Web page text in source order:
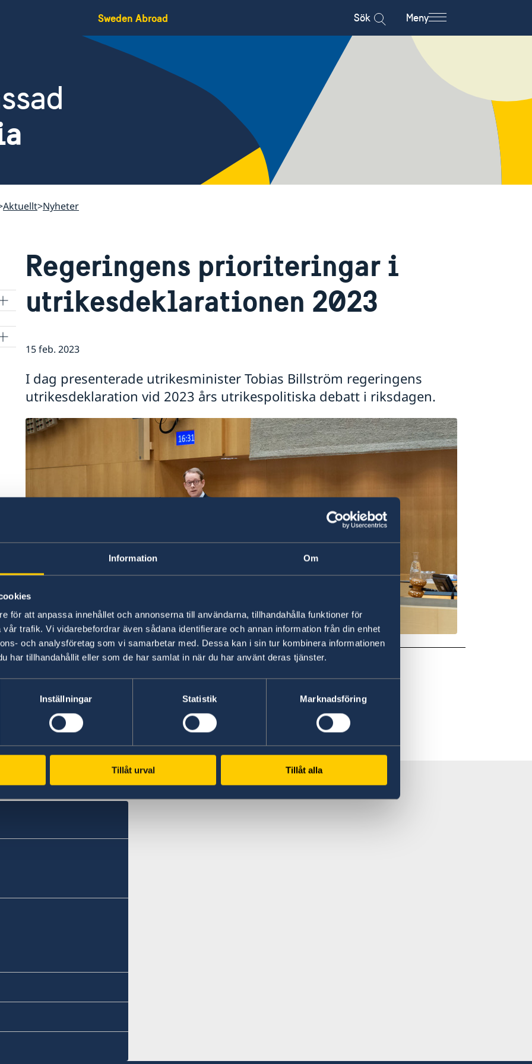
Information Om
för att anpassa innehållet och annonserna till användarna, tillhandahålla funktioner för
trafik. Vi vidarebefordrar även sådana identifierare och annan information från din enhet
och analysföretag som vi samarbetar med. Dessa kan i sin tur kombinera informationen
har tillhandahållit eller som de har samlat in när du har använt deras tjänster.
Inställningar Statistik Marknadsföring
Tillåt urval Tillåt alla
Sweden Abroad Sök Meny
Aktuellt Nyheter
Regeringens prioriteringar i
utrikesdeklarationen 2023
15 feb. 2023
I dag presenterade utrikesminister Tobias Billström regeringens
utrikesdeklaration vid 2023 års utrikespolitiska debatt i riksdagen.
Photo: Anders Löwdin/Riksdagen
2023.
webbplats
på regeringens webbplats